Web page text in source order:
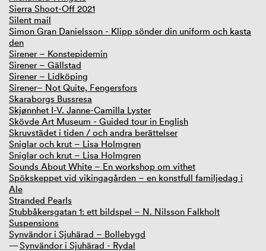
Sierra Shoot-Off 2021
Silent mail
Simon Gran Danielsson - Klipp sönder din uniform och kasta
den
Sirener – Konstepidemin
Sirener – Gällstad
Sirener – Lidköping
Sirener– Not Quite, Fengersfors
Skaraborgs Bussresa
Skjønnhet I-V. Janne-Camilla Lyster
Skövde Art Museum - Guided tour in English
Skruvstädet i tiden / och andra berättelser
Sniglar och krut – Lisa Holmgren
Sniglar och krut – Lisa Holmgren
Sounds About White – En workshop om vithet
Spökskeppet vid vikingagården – en konstfull familjedag i
Ale
Stranded Pearls
Stubbåkersgatan 1: ett bildspel – N. Nilsson Falkholt
Suspensions
Synvändor i Sjuhärad – Bollebygd
Synvändor i Sjuhärad - Rydal